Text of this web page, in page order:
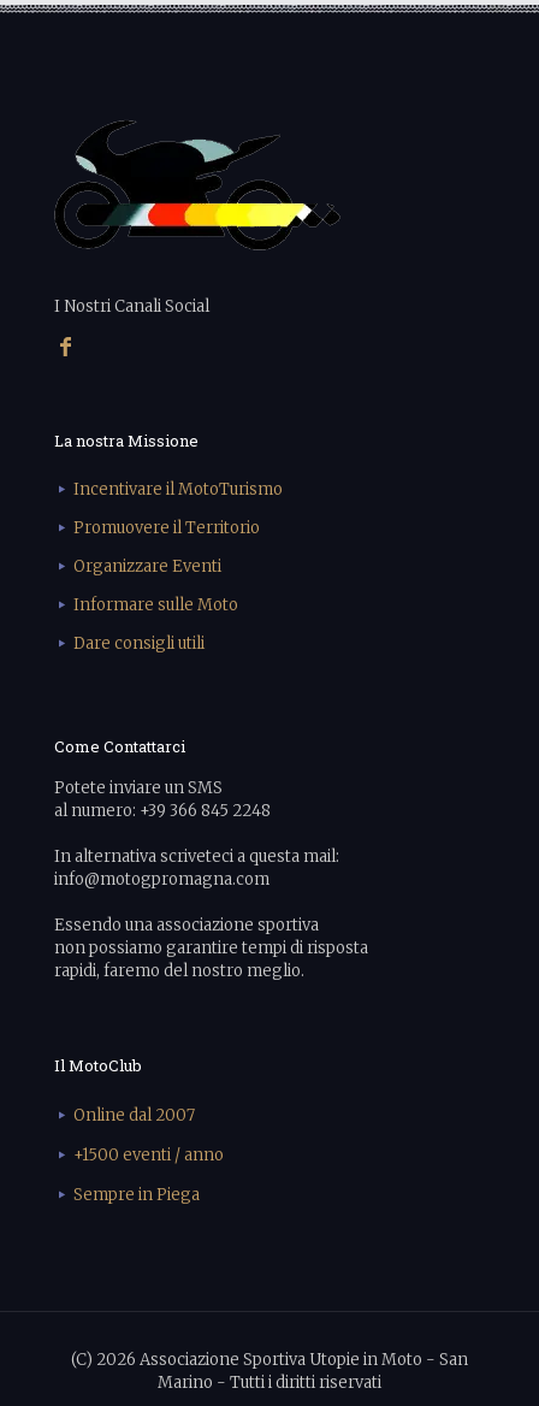
I Nostri Canali Social
La nostra Missione
Incentivare il MotoTurismo
Promuovere il Territorio
Organizzare Eventi
Informare sulle Moto
Dare consigli utili
Come Contattarci
Potete inviare un SMS
al numero: +39 366 845 2248
In alternativa scriveteci a questa mail:
info@motogpromagna.com
Essendo una associazione sportiva
non possiamo garantire tempi di risposta
rapidi, faremo del nostro meglio.
Il MotoClub
Online dal 2007
+1500 eventi / anno
Sempre in Piega
(C) 2026 Associazione Sportiva Utopie in Moto - San
Marino - Tutti i diritti riservati